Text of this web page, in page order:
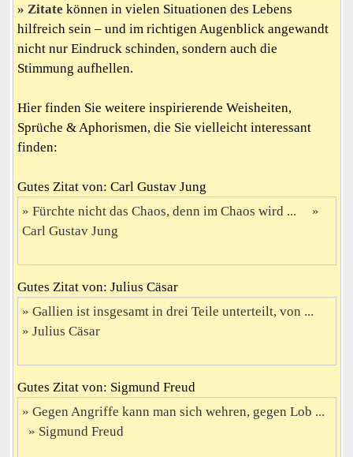
Zitate können in vielen Situationen des Lebens
hilfreich sein – und im richtigen Augenblick angewandt
nicht nur Eindruck schinden, sondern auch die
Stimmung aufhellen.
Hier finden Sie weitere inspirierende Weisheiten,
Sprüche & Aphorismen, die Sie vielleicht interessant
finden:
Gutes Zitat von: Carl Gustav Jung
Fürchte nicht das Chaos, denn im Chaos wird ...
Carl Gustav Jung
Gutes Zitat von: Julius Cäsar
Gallien ist insgesamt in drei Teile unterteilt, von ...
Julius Cäsar
Gutes Zitat von: Sigmund Freud
Gegen Angriffe kann man sich wehren, gegen Lob ...
Sigmund Freud